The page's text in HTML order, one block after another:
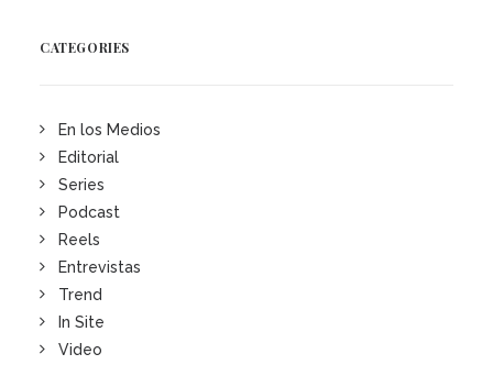
CATEGORIES
En los Medios
Editorial
Series
Podcast
Reels
Entrevistas
Trend
In Site
Video